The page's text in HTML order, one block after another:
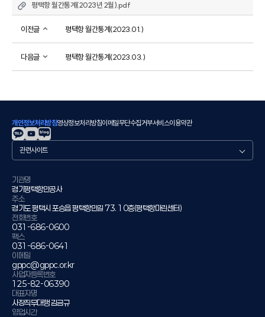
평택항 월간통계(2023년 2월).pdf
이전글 평택항 월간통계(2023.01.)
다음글 평택항 월간통계(2023.03.)
개인정보처리방침영상정보처리방침이메일무단수집거부서비스이용약관
관
련
이
트
기관명
경기평택항만공사
주소
경기도 평택시 포승읍 평택항만길 73. 10층(평택항마린센터)
전화번호
031-686-0600
팩스
031-686-0641
이메일
gppc@gppc.or.kr
사업자등록번호
125-82-06390
대표자명
사장직무대행 김금규
영업시간